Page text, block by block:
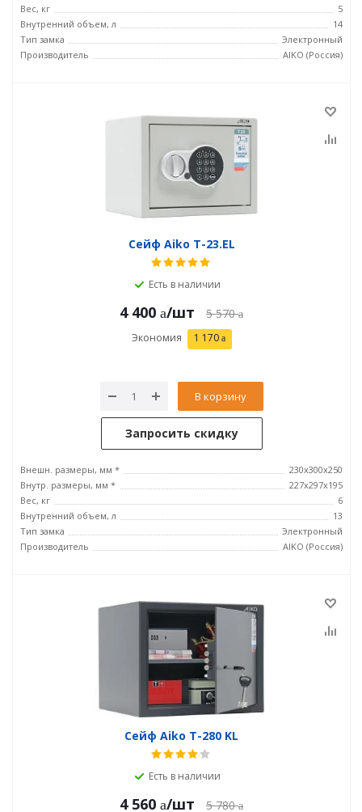
Вес, кг
5
Внутренний объем, л
14
Тип замка
Электронный
Производитель
AIKO (Россия)
Сейф Aiko T-23.EL
Есть в наличии
4 400 /шт 5 570
Экономия 1 170
В корзину
Запросить скидку
Внешн. размеры, мм *
230x300x250
Внутр. размеры, мм *
227x297x195
Вес, кг
6
Внутренний объем, л
13
Тип замка
Электронный
Производитель
AIKO (Россия)
Сейф Aiko T-280 KL
Есть в наличии
4 560 /шт 5 780